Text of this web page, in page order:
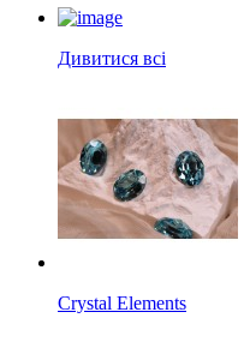
Дивитися всі
Crystal Elements